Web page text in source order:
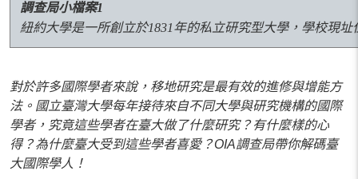
調查局小檔案1
紐約大學是一所創立於1831年的私立研究型大學，學校現址
對於許多國際學者來說，移地研究是最有效的進修與增能方
法。國立臺灣大學每年接待來自不同大學與研究機構的國際
學者，究竟這些學者在臺大做了什麼研究？有什麼樣的心
得？為什麼臺大受到這些學者喜愛？OIA調查局帶你解碼臺
大國際學人！